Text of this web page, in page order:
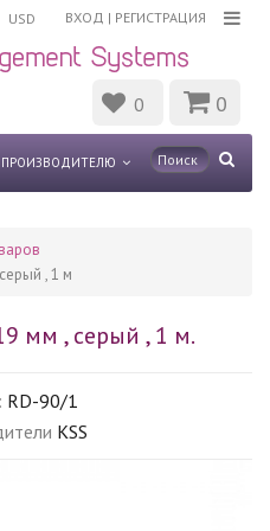
ВХОД | РЕГИСТРАЦИЯ
USD
0 0
, 1 м
мм , серый , 1 м.
RD-90/1
KSS